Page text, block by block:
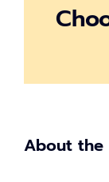
About the